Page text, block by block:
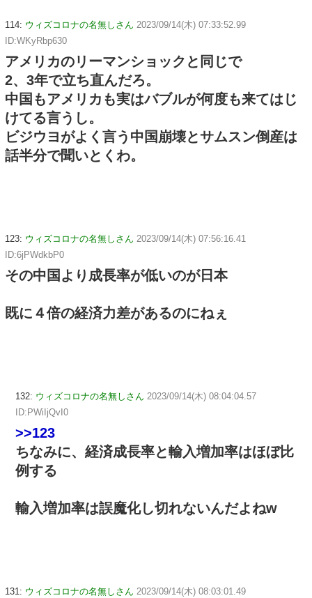
114: ウィズコロナの名無しさん 2023/09/14(木) 07:33:52.99
ID:WKyRbp630
アメリカのリーマンショックと同じで
2、3年で立ち直んだろ。
中国もアメリカも実はバブルが何度も来てはじ
けてる言うし。
ビジウヨがよく言う中国崩壊とサムスン倒産は
話半分で聞いとくわ。
123: ウィズコロナの名無しさん 2023/09/14(木) 07:56:16.41
ID:6jPWdkbP0
その中国より成長率が低いのが日本
既に４倍の経済力差があるのにねぇ
132: ウィズコロナの名無しさん 2023/09/14(木) 08:04:04.57
ID:PWiIjQvI0
>>123
ちなみに、経済成長率と輸入増加率はほぼ比
例する
輸入増加率は誤魔化し切れないんだよねw
131: ウィズコロナの名無しさん 2023/09/14(木) 08:03:01.49